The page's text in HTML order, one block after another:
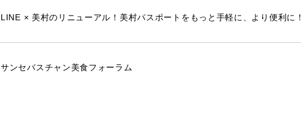
LINE × 美村のリニューアル！美村パスポートをもっと手軽に、より便利に！
サンセバスチャン美食フォーラム